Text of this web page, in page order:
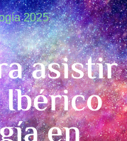
2025
asistir